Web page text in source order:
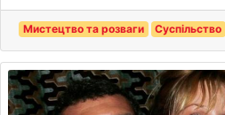
Мистецтво та розваги Суспільство